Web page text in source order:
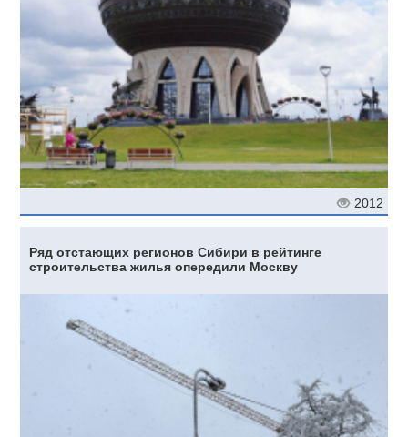
2012
Ряд отстающих регионов Сибири в рейтинге
строительства жилья опередили Москву